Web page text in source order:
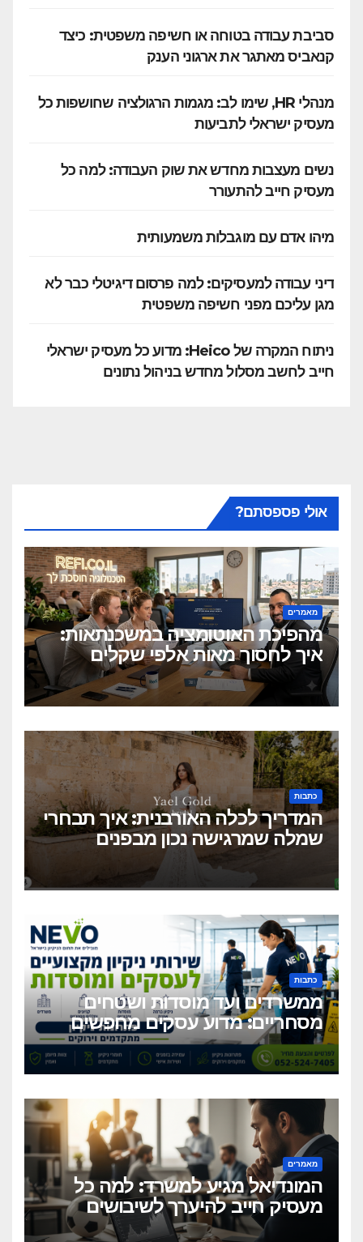
סביבת עבודה בטוחה או חשיפה משפטית: כיצד
קנאביס מאתגר את ארגוני הענק
מנהלי HR, שימו לב: מגמות הרגולציה שחושפות כל
מעסיק ישראלי לתביעות
נשים מעצבות מחדש את שוק העבודה: למה כל
מעסיק חייב להתעורר
מיהו אדם עם מוגבלות משמעותית
דיני עבודה למעסיקים: למה פרסום דיגיטלי כבר לא
מגן עליכם מפני חשיפה משפטית
ניתוח המקרה של Heico: מדוע כל מעסיק ישראלי
חייב לחשב מסלול מחדש בניהול נתונים
אולי פספסתם?
מאמרים
מהפיכת האוטומציה במשכנתאות:
איך לחסוך מאות אלפי שקלים
בלחיצת כפתור?
כתבות
המדריך לכלה האורבנית: איך תבחרי
שמלה שמרגישה נכון מבפנים
ונראית מושלם מבחוץ?
כתבות
ממשרדים ועד מוסדות ושטחים
מסחריים: מדוע עסקים מחפשים
כיום שירותי ניקיון מקצועיים
וגמישים?
מאמרים
המונדיאל מגיע למשרד: למה כל
מעסיק חייב להיערך לשיבושים
הקרובים